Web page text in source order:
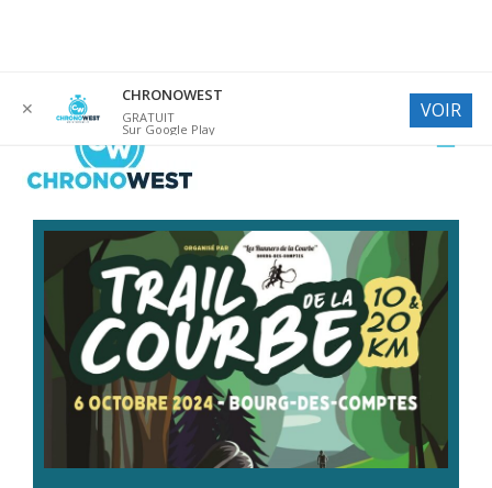
✕
CHRONOWEST
GRATUIT
Sur Google Play
VOIR